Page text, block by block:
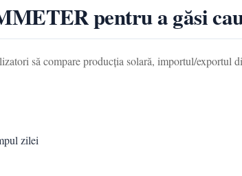
pentru a găsi
să compare producția solară, importul/exportul
zilei